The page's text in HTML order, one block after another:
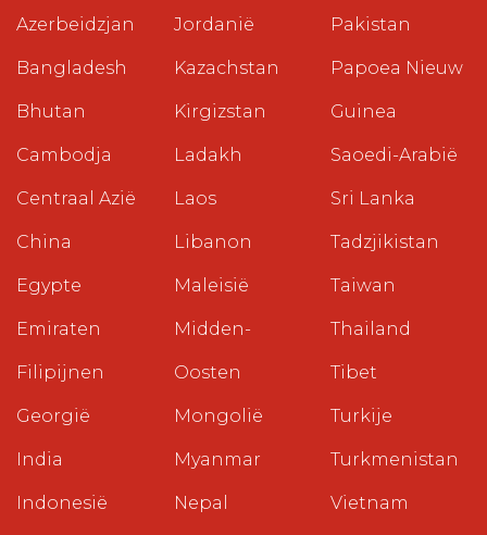
Azerbeidzjan
Bangladesh
Bhutan
Cambodja
Centraal Azië
China
Egypte
Emiraten
Filipijnen
Georgië
India
Indonesië
Jordanië
Kazachstan
Kirgizstan
Ladakh
Laos
Libanon
Maleisië
Midden-
Oosten
Mongolië
Myanmar
Nepal
Pakistan
Papoea Nieuw
Guinea
Saoedi-Arabië
Sri Lanka
Tadzjikistan
Taiwan
Thailand
Tibet
Turkije
Turkmenistan
Vietnam